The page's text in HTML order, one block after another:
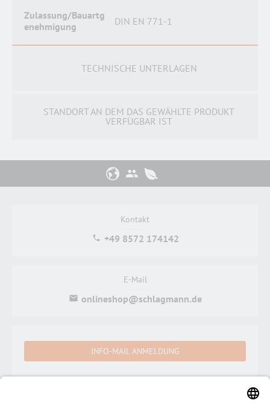
Zulassung/Bauartg
enehmigung
DIN EN 771-1
TECHNISCHE UNTERLAGEN
STANDORT AN DEM DAS GEWÄHLTE PRODUKT
VERFÜGBAR IST
Kontakt
+49 8572 174142
E-Mail
onlineshop@schlagmann.de
INFO-MAIL ANMELDUNG